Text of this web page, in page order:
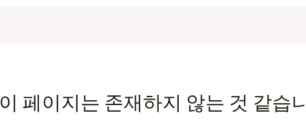
이 페이지는 존재하지 않는 것 같습